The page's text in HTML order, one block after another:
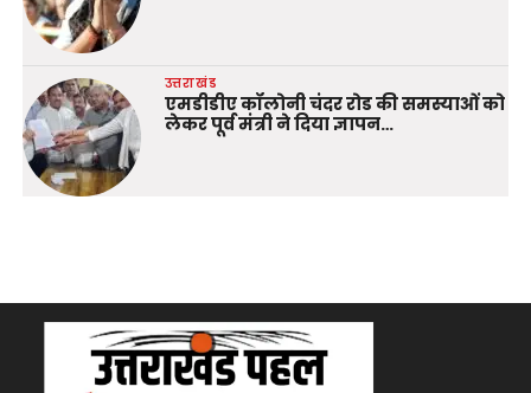
उत्तराखंड
एमडीडीए कॉलोनी चंदर रोड की समस्याओं को
लेकर पूर्व मंत्री ने दिया ज्ञापन…